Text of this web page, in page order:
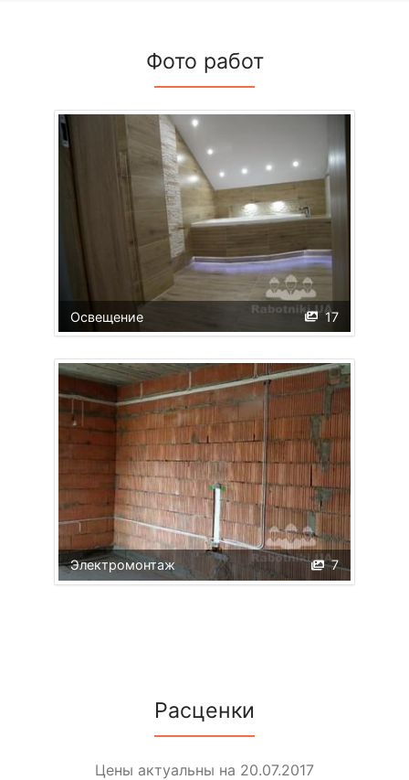
Фото работ
17
Освещение
7
Электромонтаж
Расценки
Цены актуальны на 20.07.2017